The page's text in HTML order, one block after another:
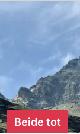
Beide tot